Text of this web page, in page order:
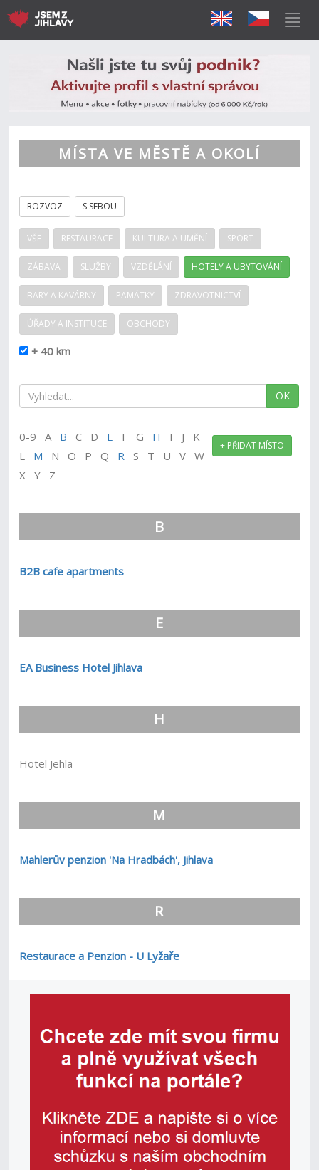
MÍSTA VE MĚSTĚ A OKOLÍ
ROZVOZ S SEBOU
VŠE RESTAURACE KULTURA A UMĚNÍ SPORT
ZÁBAVA SLUŽBY VZDĚLÁNÍ HOTELY A UBYTOVÁNÍ
BARY A KAVÁRNY PAMÁTKY ZDRAVOTNICTVÍ
ÚŘADY A INSTITUCE OBCHODY
+ 40 km
OK
+ PŘIDAT MÍSTO
0-9 A B C D E F G H
I J K
L M N O P Q R S T U V W
X Y Z
B
B2B cafe apartments
E
EA Business Hotel Jihlava
H
Hotel Jehla
M
Mahlerův penzion 'Na Hradbách', Jihlava
R
Restaurace a Penzion - U Lyžaře